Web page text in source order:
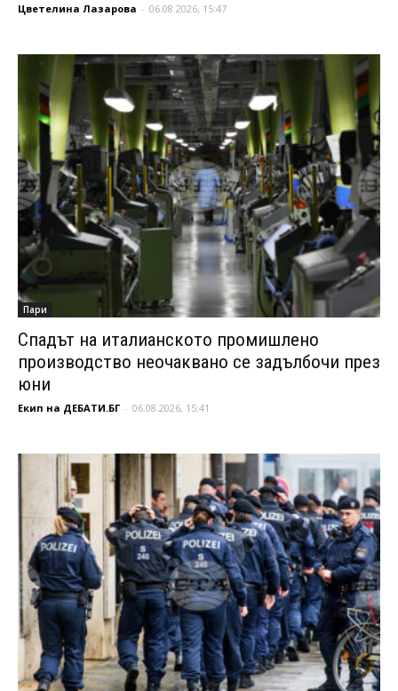
Цветелина Лазарова - 06.08.2026, 15:47
Пари
Спадът на италианското промишлено
производство неочаквано се задълбочи през
юни
Екип на ДЕБАТИ.БГ - 06.08.2026, 15:41